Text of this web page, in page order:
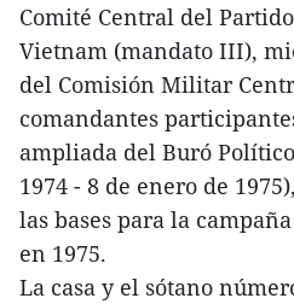
Comité Central del
Vietnam (mandato III),
del Comisión Militar
comandantes
ampliada del Buró
1974 - 8 de enero de
las bases para la
en 1975.
La casa y el sótano